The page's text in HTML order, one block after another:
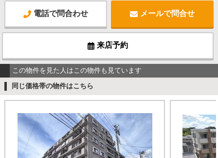
電話で問合わせ メールで問合せ
来店予約
この物件を見た人はこの物件も見ています
同じ価格帯の物件はこちら